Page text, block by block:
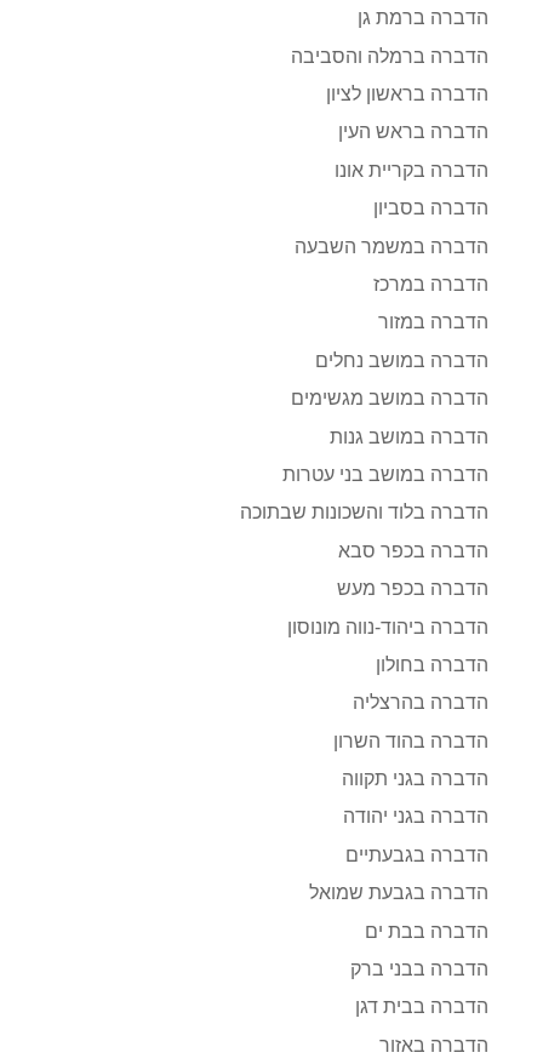
הדברה ברמת גן
הדברה ברמלה והסביבה
הדברה בראשון לציון
הדברה בראש העין
הדברה בקריית אונו
הדברה בסביון
הדברה במשמר השבעה
הדברה במרכז
הדברה במזור
הדברה במושב נחלים
הדברה במושב מגשימים
הדברה במושב גנות
הדברה במושב בני עטרות
הדברה בלוד והשכונות שבתוכה
הדברה בכפר סבא
הדברה בכפר מעש
הדברה ביהוד-נווה מונוסון
הדברה בחולון
הדברה בהרצליה
הדברה בהוד השרון
הדברה בגני תקווה
הדברה בגני יהודה
הדברה בגבעתיים
הדברה בגבעת שמואל
הדברה בבת ים
הדברה בבני ברק
הדברה בבית דגן
הדברה באזור